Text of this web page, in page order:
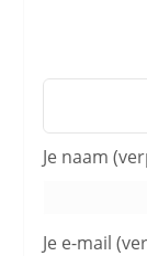
Je naam
Je e-mail